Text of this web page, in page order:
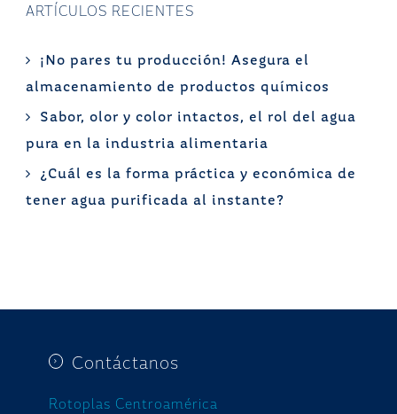
ARTÍCULOS RECIENTES
¡No pares tu producción! Asegura el
almacenamiento de productos químicos
Sabor, olor y color intactos, el rol del agua
pura en la industria alimentaria
¿Cuál es la forma práctica y económica de
tener agua purificada al instante?
Contáctanos
Rotoplas Centroamérica